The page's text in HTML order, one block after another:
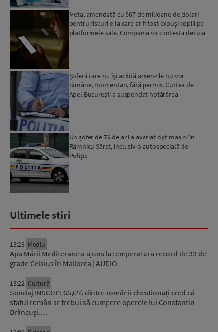
Meta, amendată cu 567 de milioane de dolari
pentru riscurile la care ar fi fost expuși copiii pe
platformele sale. Compania va contesta decizia
Șoferii care nu își achită amenzile nu vor
rămâne, momentan, fără permis. Curtea de
Apel București a suspendat hotărârea
Un șofer de 76 de ani a avariat opt mașini în
Râmnicu Sărat, inclusiv o autospecială de
Poliție
Ultimele stiri
13:23 Mediu
Apa Mării Mediterane a ajuns la temperatura record de 33 de
grade Celsius în Mallorca | AUDIO
13:22 Cultură
Sondaj INSCOP: 65,6% dintre românii chestionați cred că
statul român ar trebui să cumpere operele lui Constantin
Brâncuși.…